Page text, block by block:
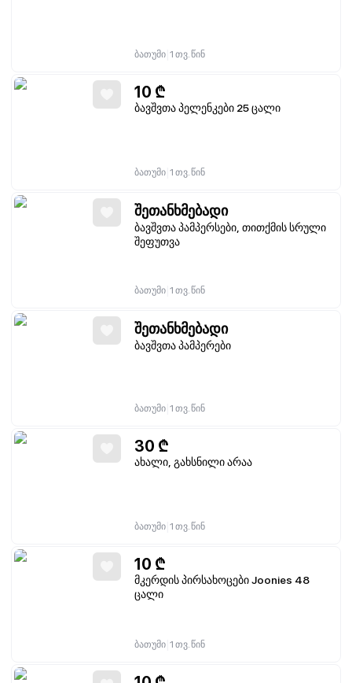
ბათუმი 1 თვ. წინ
10 ₾
ბავშვთა პელენკები 25 ცალი
ბათუმი 1 თვ. წინ
შეთანხმებადი
ბავშვთა პამპერსები, თითქმის სრული
შეფუთვა
ბათუმი 1 თვ. წინ
შეთანხმებადი
ბავშვთა პამპერები
ბათუმი 1 თვ. წინ
30 ₾
ახალი, გახსნილი არაა
ბათუმი 1 თვ. წინ
10 ₾
მკერდის პირსახოცები Joonies 48
ცალი
ბათუმი 1 თვ. წინ